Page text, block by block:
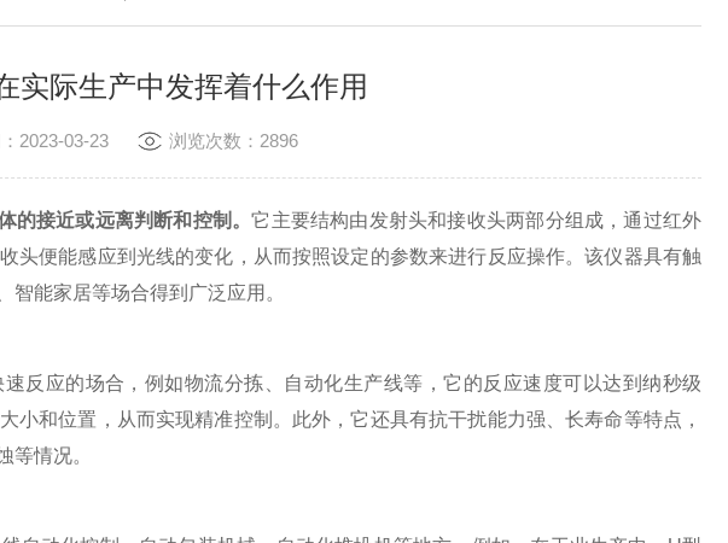
实际生产中发挥着什么作用
：2023-03-23 浏览次数：2896
的接近或远离判断和控制。它主要结构由发射头和接收头两部分组成，通过红外
头便能感应到光线的变化，从而按照设定的参数来进行反应操作。该仪器具有触
能家居等场合得到广泛应用。
应的场合，例如物流分拣、自动化生产线等，它的反应速度可以达到纳秒级
小和位置，从而实现精准控制。此外，它还具有抗干扰能力强、长寿命等特点，
等情况。